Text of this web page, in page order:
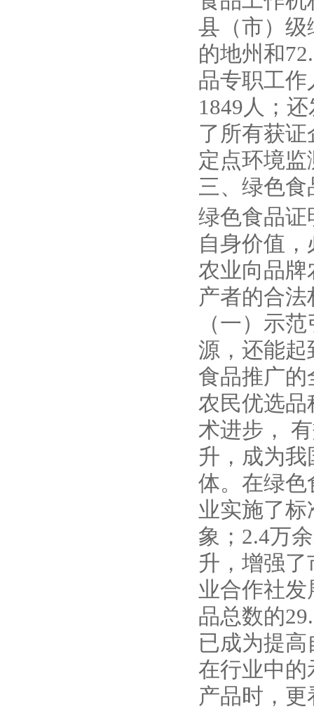
县（市）级
的地州和
品专职工作
1849人；
了所有获
定点环境
三、绿色
绿色食品证
自身价值
农业向品牌
产者的合法
（一）示
源，还能起
食品推广
农民优选品
术进步，
升，成为
体。在绿色
业实施了
象；2.4万
升，增强了
业合作社发
品总数的
已成为提
在行业中的
产品时，